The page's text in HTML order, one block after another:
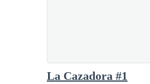
Porque al otro lado de la arena,
La Cazadora #1